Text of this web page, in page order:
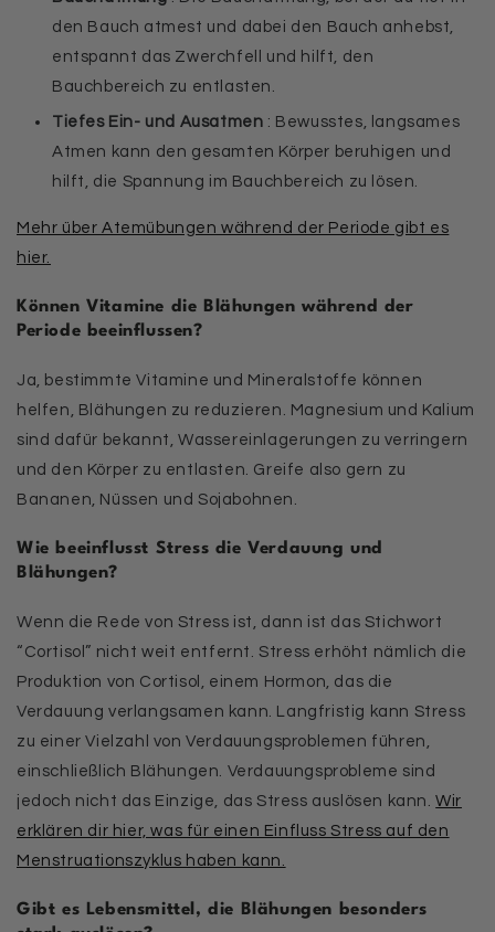
den Bauch atmest und dabei den Bauch anhebst,
entspannt das Zwerchfell und hilft, den
Bauchbereich zu entlasten.
Tiefes Ein- und Ausatmen : Bewusstes, langsames
Atmen kann den gesamten Körper beruhigen und
hilft, die Spannung im Bauchbereich zu lösen.
Mehr über Atemübungen während der Periode gibt es
hier.
Können Vitamine die Blähungen während der
Periode beeinflussen?
Ja, bestimmte Vitamine und Mineralstoffe können
helfen, Blähungen zu reduzieren. Magnesium und Kalium
sind dafür bekannt, Wassereinlagerungen zu verringern
und den Körper zu entlasten. Greife also gern zu
Bananen, Nüssen und Sojabohnen.
Wie beeinflusst Stress die Verdauung und
Blähungen?
Wenn die Rede von Stress ist, dann ist das Stichwort
“Cortisol” nicht weit entfernt. Stress erhöht nämlich die
Produktion von Cortisol, einem Hormon, das die
Verdauung verlangsamen kann. Langfristig kann Stress
zu einer Vielzahl von Verdauungsproblemen führen,
einschließlich Blähungen. Verdauungsprobleme sind
jedoch nicht das Einzige, das Stress auslösen kann.Wir
erklären dir hier, was für einen Einfluss Stress auf den
Menstruationszyklus haben kann.
Gibt es Lebensmittel, die Blähungen besonders